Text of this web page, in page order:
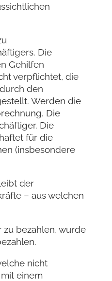
Die
Gehilfen
verpflichtet, die
den
Werden die
Die
Die
für die
(insbesondere
der
– aus welchen
bezahlen, wurde
nicht
einem